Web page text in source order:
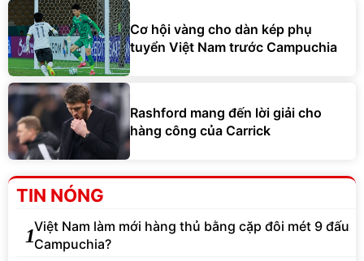
Cơ hội vàng cho dàn kép phụ
tuyển Việt Nam trước Campuchia
Rashford mang đến lời giải cho
hàng công của Carrick
TIN NÓNG
1Việt Nam làm mới hàng thủ bằng cặp đôi mét 9 đấu
Campuchia?